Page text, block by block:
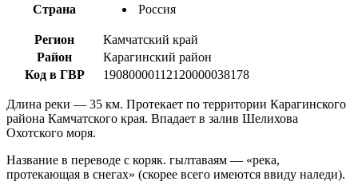
Страна Россия
Регион
Камчатский край
Район
Карагинский район
Код в ГВР
19080000112120000038178
Длина реки — 35 км. Протекает по территории Карагинского
района Камчатского края. Впадает в залив Шелихова
Охотского моря.
Название в переводе с коряк. гылтаваям — «река,
протекающая в снегах» (скорее всего имеются ввиду наледи).